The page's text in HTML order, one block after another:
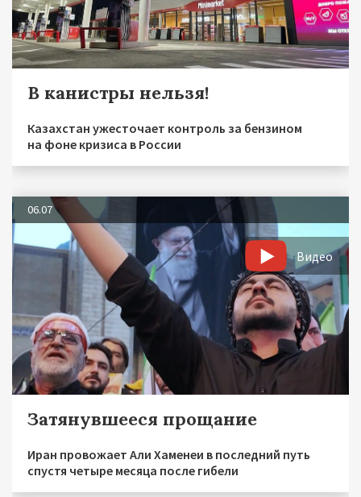
В канистры нельзя!
Казахстан ужесточает контроль за бензином
на фоне кризиса в России
06.07
Видео
Затянувшееся прощание
Иран провожает Али Хаменеи в последний путь
спустя четыре месяца после гибели